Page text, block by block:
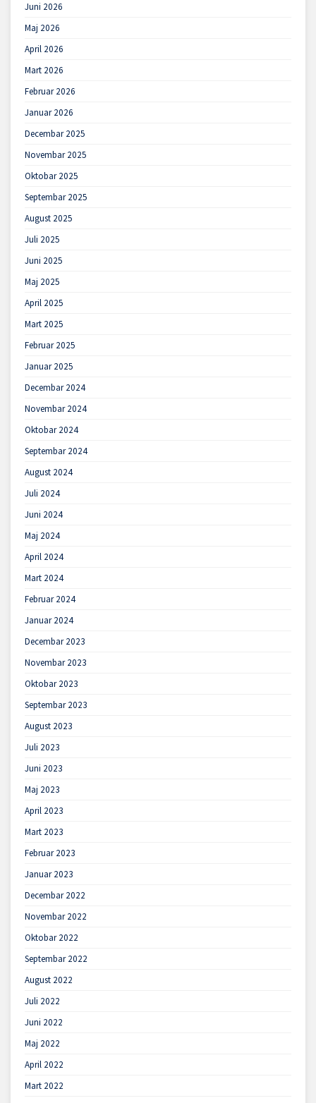
Juni 2026
Maj 2026
April 2026
Mart 2026
Februar 2026
Januar 2026
Decembar 2025
Novembar 2025
Oktobar 2025
Septembar 2025
August 2025
Juli 2025
Juni 2025
Maj 2025
April 2025
Mart 2025
Februar 2025
Januar 2025
Decembar 2024
Novembar 2024
Oktobar 2024
Septembar 2024
August 2024
Juli 2024
Juni 2024
Maj 2024
April 2024
Mart 2024
Februar 2024
Januar 2024
Decembar 2023
Novembar 2023
Oktobar 2023
Septembar 2023
August 2023
Juli 2023
Juni 2023
Maj 2023
April 2023
Mart 2023
Februar 2023
Januar 2023
Decembar 2022
Novembar 2022
Oktobar 2022
Septembar 2022
August 2022
Juli 2022
Juni 2022
Maj 2022
April 2022
Mart 2022